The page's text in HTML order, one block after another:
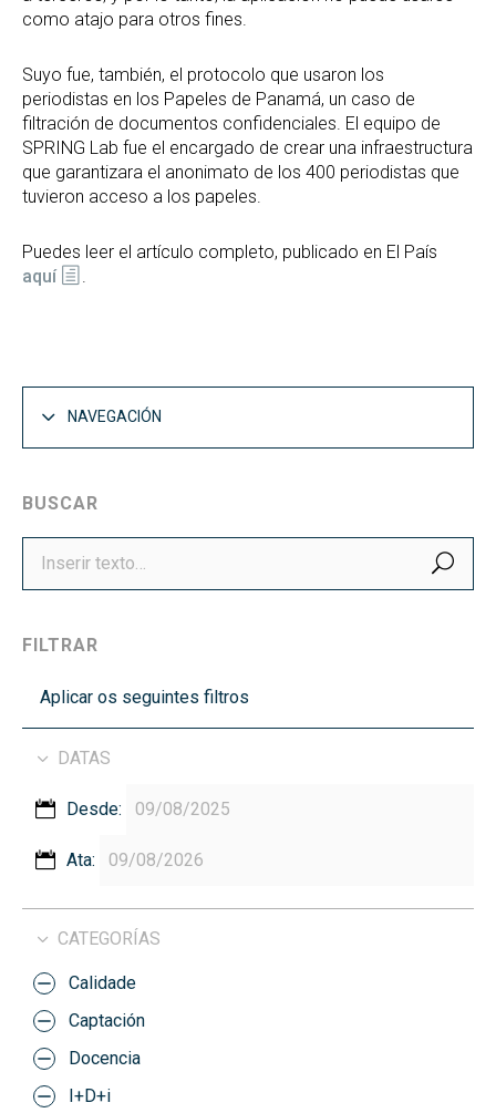
como atajo para otros fines.
Suyo fue, también, el protocolo que usaron los
periodistas en los Papeles de Panamá, un caso de
filtración de documentos confidenciales. El equipo de
SPRING Lab fue el encargado de crear una infraestructura
que garantizara el anonimato de los 400 periodistas que
tuvieron acceso a los papeles.
Puedes leer el artículo completo, publicado en El País
aquí
NAVEGACIÓN
BUSCAR
FILTRAR
Aplicar os seguintes filtros
DATAS
Desde:
Ata:
CATEGORÍAS
Calidade
Captación
Docencia
I+D+i